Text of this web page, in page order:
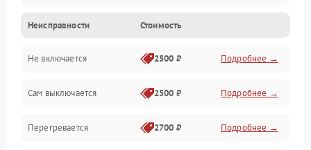
Неисправности Стоимость
Не включается 2500 ₽ Подробнее →
Сам выключается 2500 ₽ Подробнее →
Перегревается 2700 ₽ Подробнее →